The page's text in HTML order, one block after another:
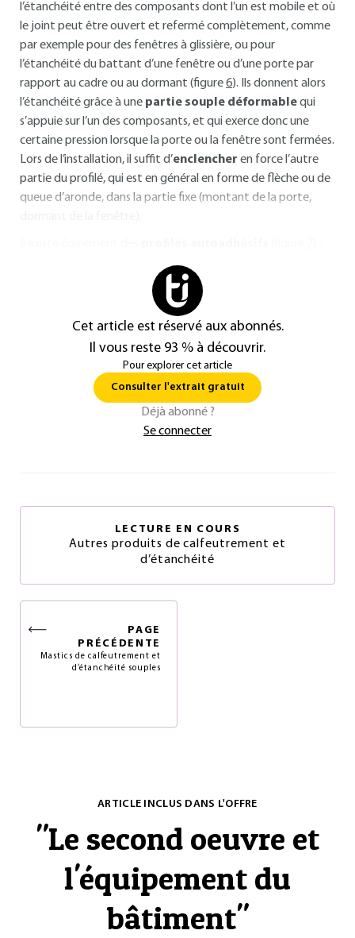
l’étanchéité entre des composants dont l’un est mobile et où
le joint peut être ouvert et refermé complètement, comme
par exemple pour des fenêtres à glissière, ou pour
l’étanchéité du battant d’une fenêtre ou d’une porte par
rapport au cadre ou au dormant (figure6). Ils donnent alors
l’étanchéité grâce à une partie souple déformablequi
s’appuie sur l’un des composants, et qui exerce donc une
certaine pression lorsque la porte ou la fenêtre sont fermées.
Lors de l’installation, il suffit d’enclencher en force l’autre
partie du profilé, qui est en général en forme de flèche ou de
queue d’aronde, dans la partie fixe (montant de la porte,
Cet article est réservé aux abonnés.
Il vous reste 93 % à découvrir.
Pour explorer cet article
Consulter l'extrait gratuit
Déjà abonné ?
Se connecter
LECTURE EN COURS
Autres produits de calfeutrement et
d’étanchéité
PAGE
PRÉCÉDENTE
Mastics de calfeutrement et
d’étanchéité souples
ARTICLE INCLUS DANS L'OFFRE
"Le second oeuvre et
l'équipement du
bâtiment"